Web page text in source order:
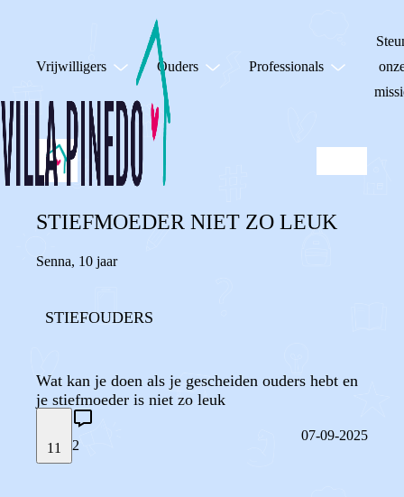
Vrijwilligers Ouders Professionals
STIEFMOEDER NIET ZO LEUK
Senna, 10 jaar
STIEFOUDERS
Wat kan je doen als je gescheiden ouders hebt en
je stiefmoeder is niet zo leuk
11 2
07-09-2025